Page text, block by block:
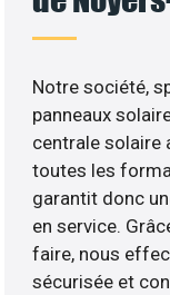
Notre société,
panneaux
centrale solaire
toutes les
garantit donc
en service.
faire, nous
sécurisée et